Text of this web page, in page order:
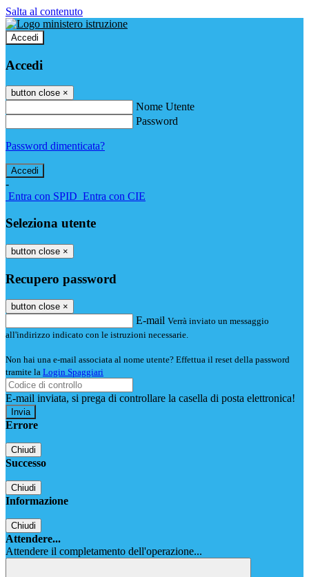
Salta al contenuto
Accedi
Accedi
button close ×
Nome Utente
Password
Password dimenticata?
-
Entra con SPID Entra con CIE
Seleziona utente
button close ×
Recupero password
button close ×
E-mail Verrà inviato un messaggio
all'indirizzo indicato con le istruzioni necessarie.
Non hai una e-mail associata al nome utente? Effettua il reset della password
tramite la Login Spaggiari
E-mail inviata, si prega di controllare la casella di posta elettronica!
Errore
Chiudi
Successo
Chiudi
Informazione
Chiudi
Attendere...
Attendere il completamento dell'operazione...